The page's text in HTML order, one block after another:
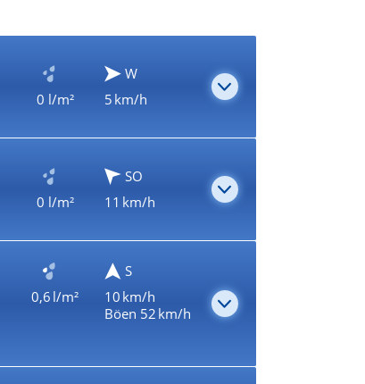
0 l/m²
W
5 km/h
0 l/m²
SO
11 km/h
0,6 l/m²
S
10 km/h
Böen 52 km/h